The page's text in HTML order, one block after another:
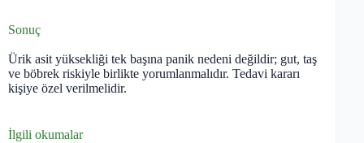
Sonuç
Ürik asit yüksekliği tek başına panik nedeni değildir; gut, taş
ve böbrek riskiyle birlikte yorumlanmalıdır. Tedavi kararı
kişiye özel verilmelidir.
İlgili okumalar